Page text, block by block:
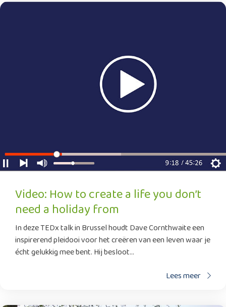
Video: How to create a life you don’t
need a holiday from
In deze TEDx talk in Brussel houdt Dave Cornthwaite een
inspirerend pleidooi voor het creëren van een leven waar je
écht gelukkig mee bent. Hij besloot...
Lees meer